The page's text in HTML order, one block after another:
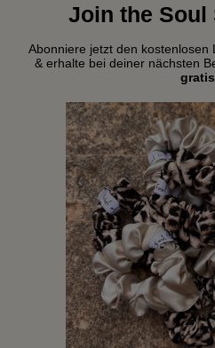
Join the Soul
Abonniere jetzt den kostenlosen
& erhalte bei deiner nächsten